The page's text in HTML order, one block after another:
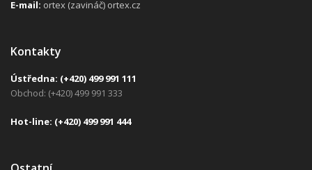
E-mail: ortex (zavináč) ortex.cz
Kontakty
Ústředna: (+420) 499 991 111
Obchod: (+420) 499 991 333
Hot-line: (+420) 499 991 444